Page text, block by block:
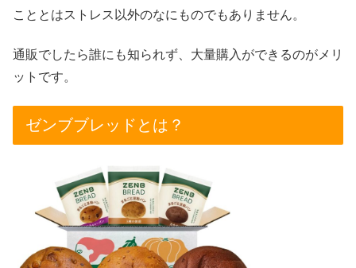
こととはストレス以外のなにものでもありません。
通販でしたら誰にも知られず、大量購入ができるのがメリ
ットです。
ゼンブブレッドとは？